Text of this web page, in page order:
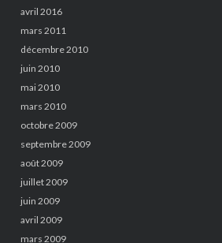
avril 2016
mars 2011
décembre 2010
juin 2010
mai 2010
mars 2010
octobre 2009
septembre 2009
août 2009
juillet 2009
juin 2009
avril 2009
mars 2009